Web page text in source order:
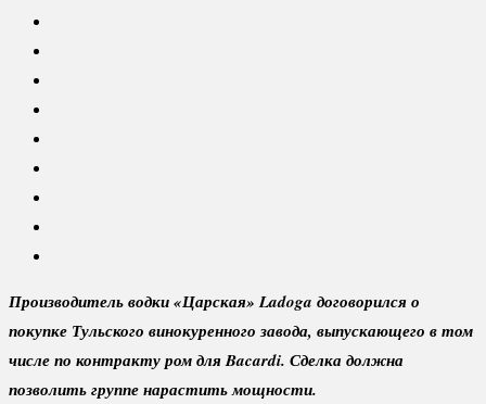
Производитель водки «Царская» Ladoga договорился о
покупке Тульского винокуренного завода, выпускающего в том
числе по контракту ром для Bacardi. Сделка должна
позволить группе нарастить мощности.